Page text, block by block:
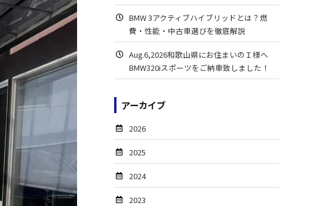
BMW 3アクティブハイブリッドとは？燃
費・性能・中古車選びを徹底解説
Aug.6,2026和歌山県にお住まいのＩ様へ
BMW320iスポーツをご納車致しました！
アーカイブ
2026
2025
2024
2023